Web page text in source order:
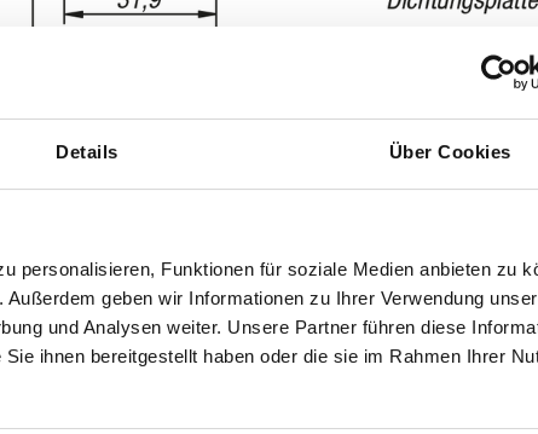
Details Über Cookies
personalisieren, Funktionen für soziale Medien anbieten zu
geben wir Informationen zu Ihrer Verwendung
und Analysen weiter. Unsere Partner führen diese
ihnen bereitgestellt haben oder die sie im Rahmen Ihrer
TABELLE VERGRÖSSERN
aktualisiert.
Derzeit